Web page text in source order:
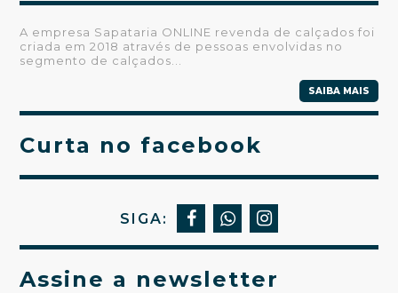
A empresa Sapataria ONLINE revenda de calçados foi
criada em 2018 através de pessoas envolvidas no
segmento de calçados...
SAIBA MAIS
Curta no facebook
SIGA:
Assine a newsletter